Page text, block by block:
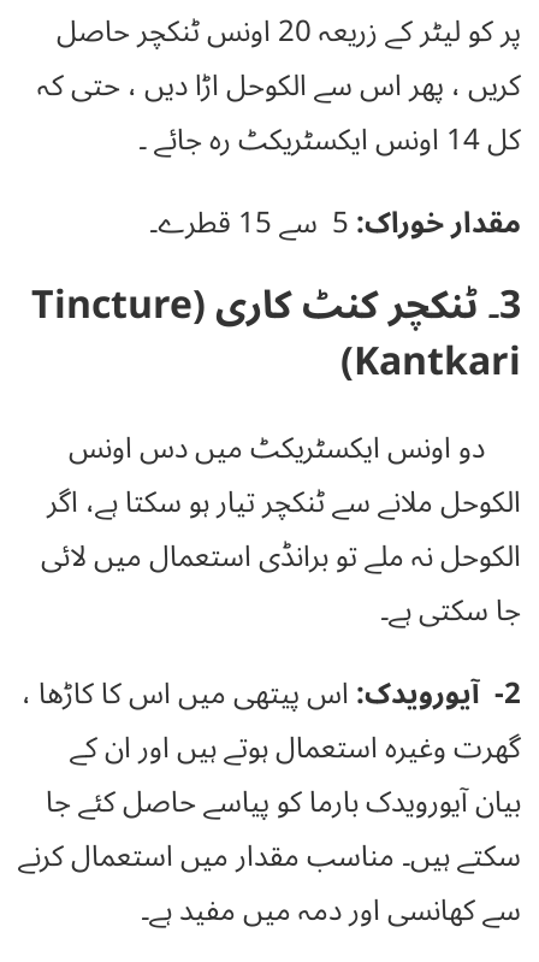
پر کو لیٹر کے زریعہ 20 اونس ٹنکچر حاصل
کریں ، پھر اس سے الکوحل اڑا دیں ، حتی کہ
کل 14 اونس ایکسٹریکٹ رہ جائے ۔
مقدار خوراک:5 سے 15 قطرے۔
3۔ ٹنکچر کنٹ کاری (Tincture
Kantkari)
دو اونس ایکسٹریکٹ میں دس اونس
الکوحل ملانے سے ٹنکچر تیار ہو سکتا ہے، اگر
الکوحل نہ ملے تو برانڈی استعمال میں لائی
جا سکتی ہے۔
2- آیورویدک:
اس پیتھی میں اس کا کاڑھا ،
گھرت وغیرہ استعمال ہوتے ہیں اور ان کے
بیان آیورویدک بارما کو پیاسے حاصل کئے جا
سکتے ہیں۔ مناسب مقدار میں استعمال کرنے
سے کھانسی اور دمہ میں مفید ہے۔